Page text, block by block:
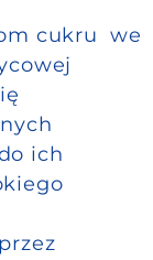
cukru we
ich